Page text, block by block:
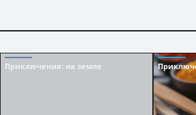
Приключения: на земле